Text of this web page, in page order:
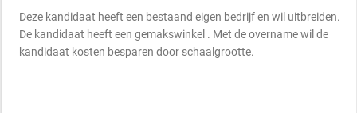
Deze kandidaat heeft een bestaand eigen bedrijf en wil uitbreiden.
De kandidaat heeft een gemakswinkel . Met de overname wil de
kandidaat kosten besparen door schaalgrootte.